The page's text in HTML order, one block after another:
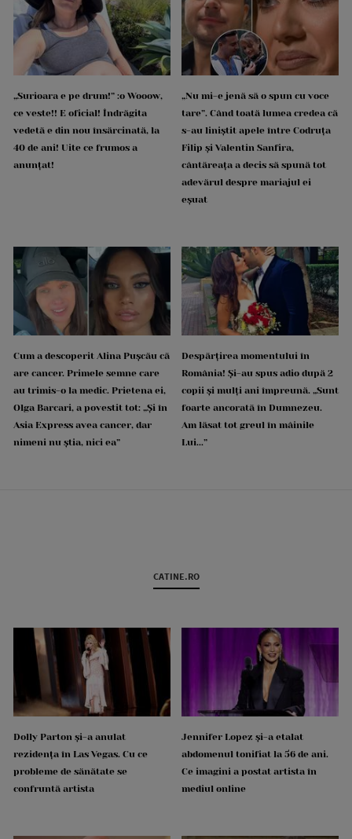
„Surioara e pe drum!” :o Wooow,
ce veste!! E oficial! Îndrăgita
vedetă e din nou însărcinată, la
40 de ani! Uite ce frumos a
anunțat!
„Nu mi-e jenă să o spun cu voce
tare”. Când toată lumea credea că
s-au liniștit apele între Codruța
Filip și Valentin Sanfira,
cântăreața a decis să spună tot
adevărul despre mariajul ei
eșuat
Cum a descoperit Alina Pușcău că
are cancer. Primele semne care
au trimis-o la medic. Prietena ei,
Olga Barcari, a povestit tot: „Și în
Asia Express avea cancer, dar
nimeni nu știa, nici ea”
Despărțirea momentului în
România! Și-au spus adio după 2
copii și mulți ani împreună. „Sunt
foarte ancorată în Dumnezeu.
Am lăsat tot greul în mâinile
Lui...”
CATINE.RO
Dolly Parton și-a anulat
rezidența în Las Vegas. Cu ce
probleme de sănătate se
confruntă artista
Jennifer Lopez și-a etalat
abdomenul tonifiat la 56 de ani.
Ce imagini a postat artista în
mediul online